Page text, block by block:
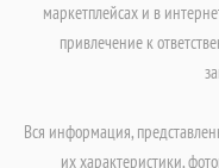
маркетплейсах и в
привлечение к
Вся информация,
их характеристики,